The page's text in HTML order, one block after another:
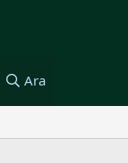
Ara